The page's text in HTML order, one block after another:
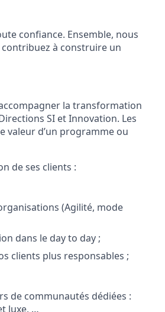
confiance. Ensemble, nous
à construire un
la transformation
SI et Innovation. Les
valeur d’un programme ou
de ses clients :
(Agilité, mode
dans le day to day ;
clients plus responsables ;
de communautés dédiées :
luxe, …